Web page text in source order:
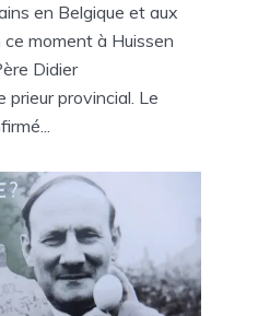
en Belgique et aux
moment à Huissen
Didier
prieur provincial. Le